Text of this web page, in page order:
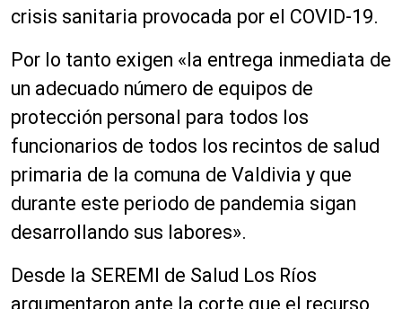
crisis sanitaria provocada por el COVID-19.
Por lo tanto exigen «la entrega inmediata de
un adecuado número de equipos de
protección personal para todos los
funcionarios de todos los recintos de salud
primaria de la comuna de Valdivia y que
durante este periodo de pandemia sigan
desarrollando sus labores».
Desde la SEREMI de Salud Los Ríos
argumentaron ante la corte que el recurso